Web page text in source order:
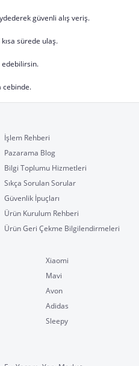
güvenli alış veriş.
sürede ulaş.
edebilirsin.
cebinde.
İşlem Rehberi
Pazarama Blog
Bilgi Toplumu Hizmetleri
Sıkça Sorulan Sorular
Güvenlik İpuçları
Ürün Kurulum Rehberi
Ürün Geri Çekme Bilgilendirmeleri
Xiaomi
Mavi
Avon
Adidas
Sleepy